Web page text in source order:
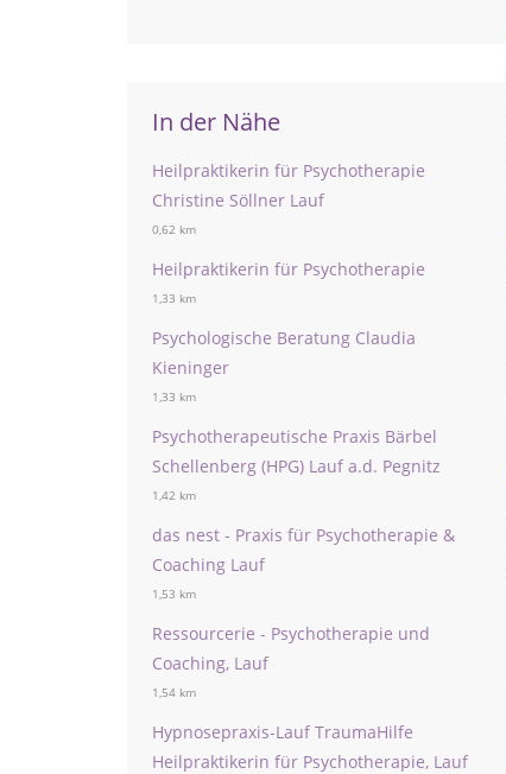
In der Nähe
Heilpraktikerin für Psychotherapie
Christine Söllner Lauf
0,62 km
Heilpraktikerin für Psychotherapie
1,33 km
Psychologische Beratung Claudia
Kieninger
1,33 km
Psychotherapeutische Praxis Bärbel
Schellenberg (HPG) Lauf a.d. Pegnitz
1,42 km
das nest - Praxis für Psychotherapie &
Coaching Lauf
1,53 km
Ressourcerie - Psychotherapie und
Coaching, Lauf
1,54 km
Hypnosepraxis-Lauf TraumaHilfe
Heilpraktikerin für Psychotherapie, Lauf